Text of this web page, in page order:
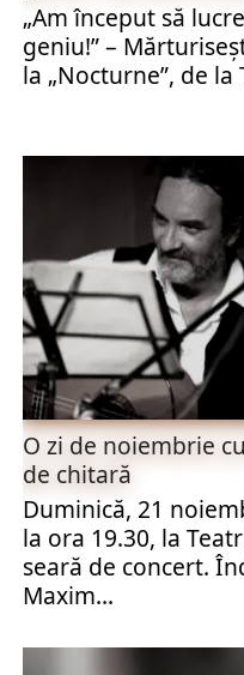
„Am început să
geniu!” –
la „Nocturne”, de la
O zi de noiembrie
de chitară
Duminică, 21
la ora 19.30, la
seară de concert.
Maxim...